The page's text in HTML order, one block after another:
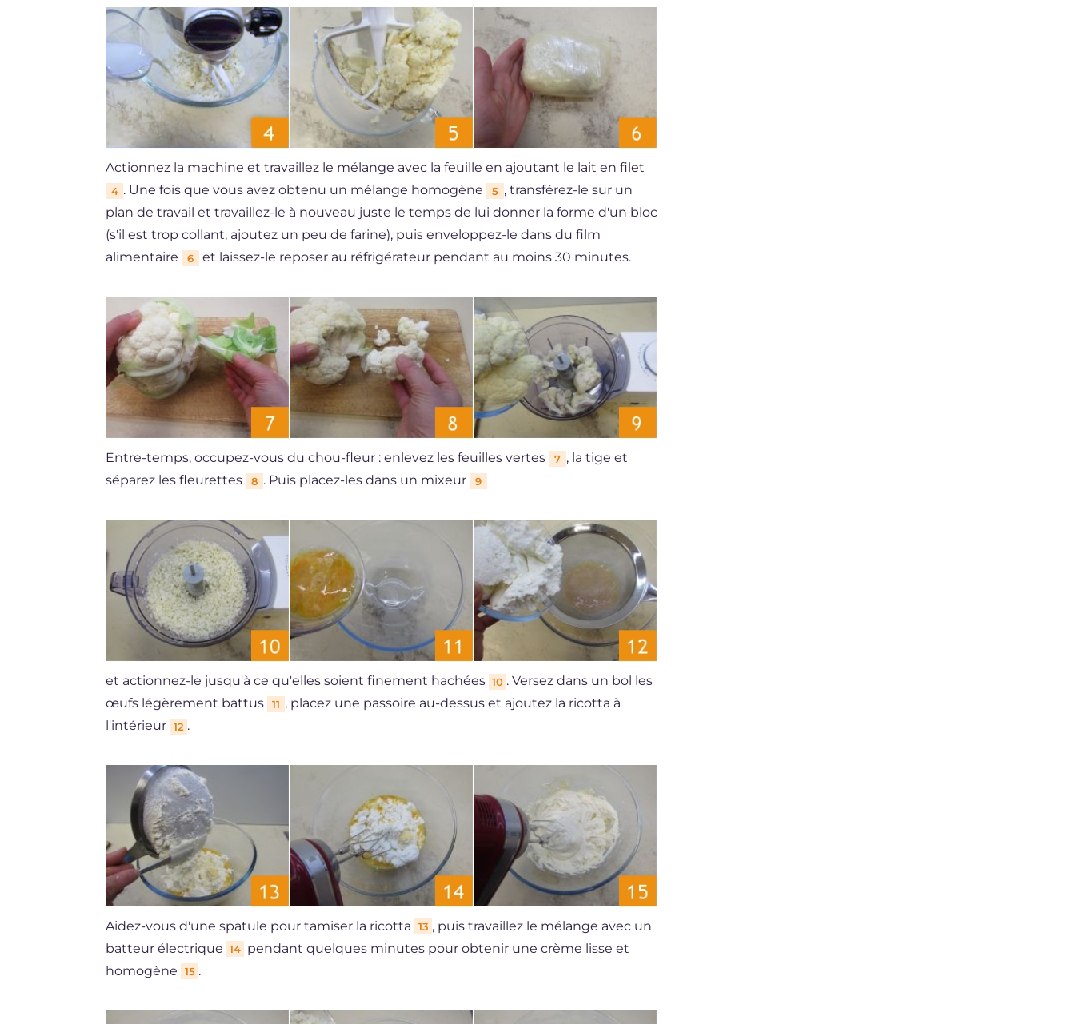
Actionnez la machine et travaillez le mélange avec la feuille en ajoutant le lait en filet
4 . Une fois que vous avez obtenu un mélange homogène 5 , transférez-le sur un
plan de travail et travaillez-le à nouveau juste le temps de lui donner la forme d'un bloc
(s'il est trop collant, ajoutez un peu de farine), puis enveloppez-le dans du film
alimentaire
6 et laissez-le reposer au réfrigérateur pendant au moins 30 minutes.
Entre-temps, occupez-vous du chou-fleur : enlevez les feuilles vertes 7 , la tige et
séparez les fleurettes
8 . Puis placez-les dans un mixeur 9
et actionnez-le jusqu'à ce qu'elles soient finement hachées 10 . Versez dans un bol les
œufs légèrement battus
11 , placez une passoire au-dessus et ajoutez la ricotta à
l'intérieur 12 .
Aidez-vous d'une spatule pour tamiser la ricotta 13 , puis travaillez le mélange avec un
batteur électrique 14 pendant quelques minutes pour obtenir une crème lisse et
homogène
15 .